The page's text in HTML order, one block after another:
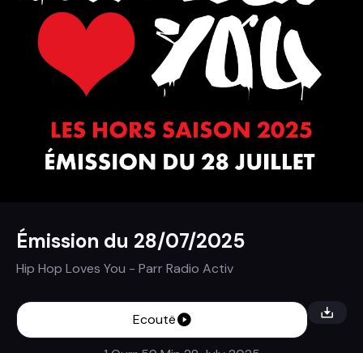
Émission du 28/07/2025
Hip Hop Loves You - ParrRadio Activ
Ecoutë